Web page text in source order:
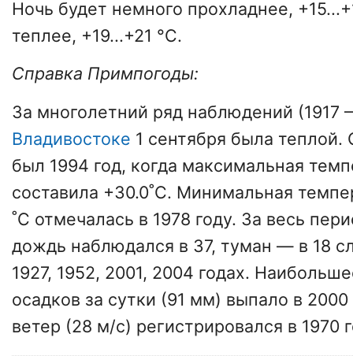
Ночь будет немного прохладнее,
теплее, +19...+21 °С.
Справка Примпогоды:
За многолетний ряд наблюдений (1917
Владивостоке 1 сентября была
был 1994 год, когда максимальная
составила +30.0˚С. Минимальная
˚С отмечалась в 1978 году. За весь
дождь наблюдался в 37, туман — в 18
1927, 1952, 2001, 2004 годах.
осадков за сутки (91 мм) выпало в
ветер (28 м/с) регистрировался в 1970